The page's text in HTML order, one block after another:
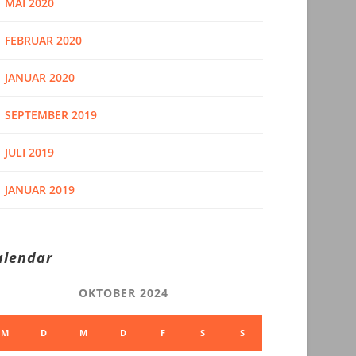
FEBRUAR 2020
JANUAR 2020
SEPTEMBER 2019
JULI 2019
JANUAR 2019
OKTOBER 2024
M D M D F S S